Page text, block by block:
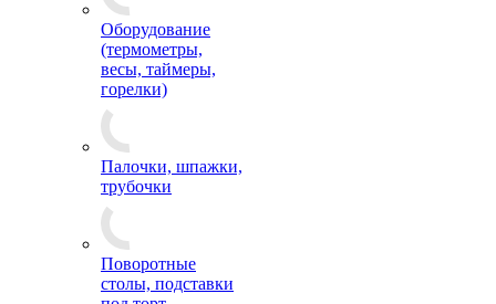
Оборудование
(термометры,
весы, таймеры,
горелки)
Палочки, шпажки,
трубочки
Поворотные
столы, подставки